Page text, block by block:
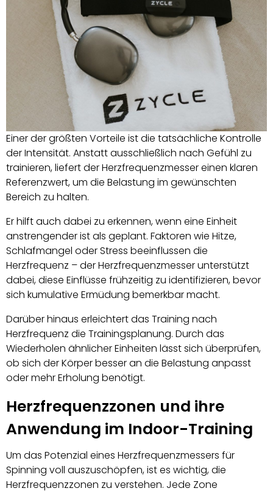
Einer der größten Vorteile ist die tatsächliche Kontrolle
der Intensität. Anstatt ausschließlich nach Gefühl zu
trainieren, liefert der Herzfrequenzmesser einen klaren
Referenzwert, um die Belastung im gewünschten
Bereich zu halten.
Er hilft auch dabei zu erkennen, wenn eine Einheit
anstrengender ist als geplant. Faktoren wie Hitze,
Schlafmangel oder Stress beeinflussen die
Herzfrequenz – der Herzfrequenzmesser unterstützt
dabei, diese Einflüsse frühzeitig zu identifizieren, bevor
sich kumulative Ermüdung bemerkbar macht.
Darüber hinaus erleichtert das Training nach
Herzfrequenz die Trainingsplanung. Durch das
Wiederholen ähnlicher Einheiten lässt sich überprüfen,
ob sich der Körper besser an die Belastung anpasst
oder mehr Erholung benötigt.
Herzfrequenzzonen und ihre
Anwendung im Indoor-Training
Um das Potenzial eines Herzfrequenzmessers für
Spinning voll auszuschöpfen, ist es wichtig, die
Herzfrequenzzonen zu verstehen. Jede Zone